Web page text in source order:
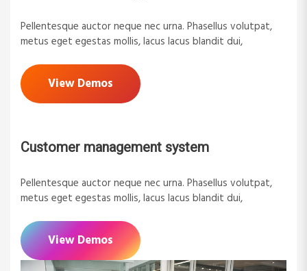
Pellentesque auctor neque nec urna. Phasellus volutpat,
metus eget egestas mollis, lacus lacus blandit dui,
View Demos
Customer management system
Pellentesque auctor neque nec urna. Phasellus volutpat,
metus eget egestas mollis, lacus lacus blandit dui,
View Demos